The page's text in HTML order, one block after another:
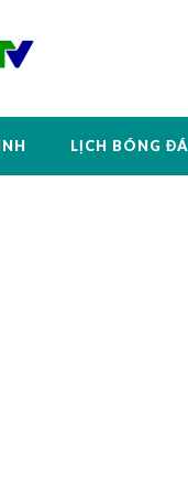
LỊCH BÓNG ĐÁ